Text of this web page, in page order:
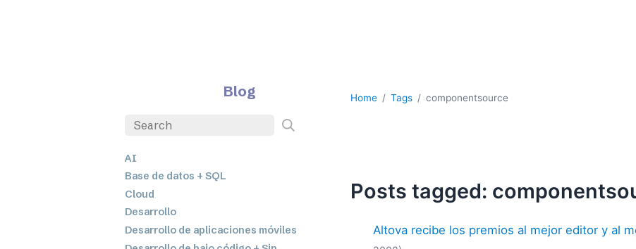
Blog
AI
Base de datos + SQL
Cloud
Desarrollo
Desarrollo de aplicaciones móviles
Home Tags componentsource
Posts tagged:
Altova recibe los premios al mejor editor y al